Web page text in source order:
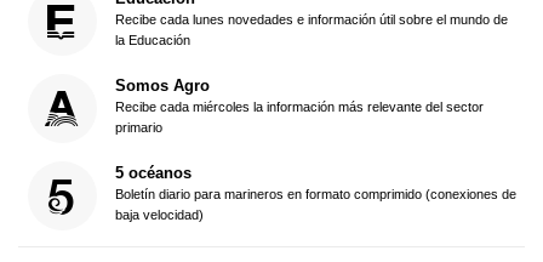
Recibe cada lunes novedades e información útil sobre el mundo de
la Educación
Somos Agro
Recibe cada miércoles la información más relevante del sector
primario
5 océanos
Boletín diario para marineros en formato comprimido (conexiones de
baja velocidad)